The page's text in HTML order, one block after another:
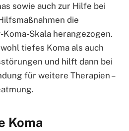
sowie auch zur Hilfe bei
die
Skala herangezogen.
tiefes Koma als auch
und hilft dann bei
für weitere Therapien –
Koma